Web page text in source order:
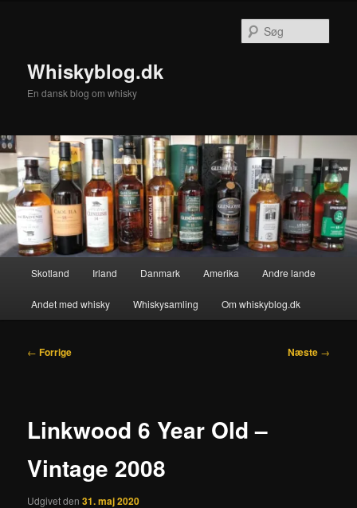
Whiskyblog.dk
En dansk blog om whisky
Skotland Irland Danmark Amerika Andre lande
Andet med whisky Whiskysamling Om whiskyblog.dk
Indlægsnavigation
← Forrige Næste →
Linkwood 6 Year Old –
Vintage 2008
Udgivet den31. maj 2020